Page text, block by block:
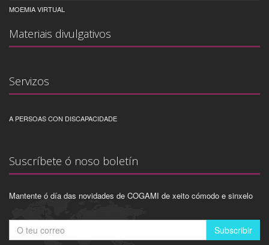
MOEMIA VIRTUAL
Materiais divulgativos
Servizos
A PERSOAS CON DISCAPACIDADE
Suscríbete ó noso boletín
Mantente ó día das novidades de COGAMI de xeito cómodo e sinxelo
Subscribir